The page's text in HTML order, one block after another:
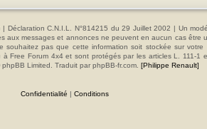
C.N.I.L. N°814215 du 29 Juillet 2002 | Un
messages et annonces ne peuvent en aucun cas
pas que cette information soit stockée sur
Forum 4x4 et sont protégés par les articles L.
Limited. Traduit par phpBB-fr.com. [Philippe Renault]
Confidentialité | Conditions